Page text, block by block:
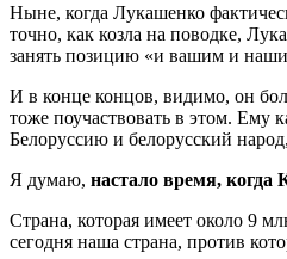
Ныне, когда Лукашенко
точно, как козла на поводке,
занять позицию «и вашим и
И в конце концов, видимо, он
тоже поучаствовать в этом. Ему
Белоруссию и белорусский
Я думаю, настало время, когда
Страна, которая имеет около 9
сегодня наша страна, против